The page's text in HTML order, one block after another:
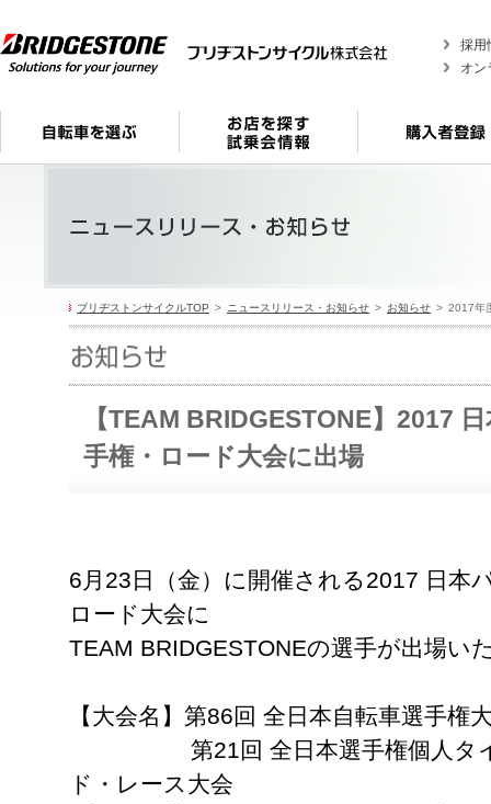
採用
オン
ブリヂストンサイクルTOP ニュースリリース・お知らせ お知らせ 2017年
【TEAM BRIDGESTONE】2017
手権・ロード大会に出場
6月23日（金）に開催される2017 日本
ロード大会に
TEAM BRIDGESTONEの選手が出場い
【大会名】第86回 全日本自転車選手権
第21回 全日本選手権個人タイ
ド・レース大会